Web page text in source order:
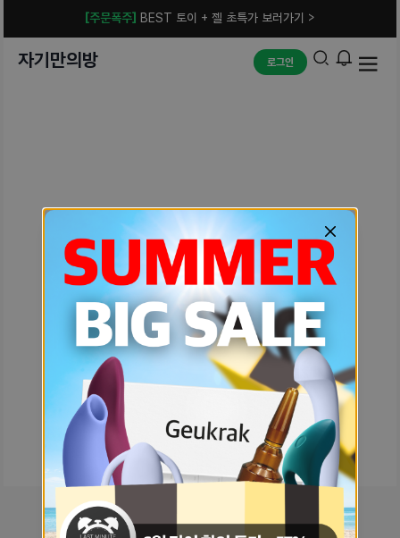
[주문폭주] BEST 토이 + 젤 초특가 보러가기 >
자기만의방 로그인
예상치 못한 에러입니다.